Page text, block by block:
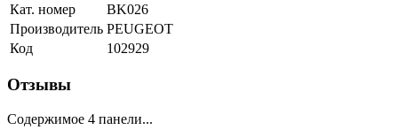
Кат. номер
BK026
Производитель PEUGEOT
Код
102929
Отзывы
Содержимое 4 панели...